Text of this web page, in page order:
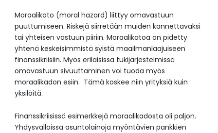
Moraalikato (moral hazard) liittyy omavastuun
puuttumiseen. Riskejä siirretään muiden kannettavaksi
tai yhteisen vastuun piiriin. Moraalikatoa on pidetty
yhtenä keskeisimmistä syistä maailmanlaajuiseen
finanssikriisiin. Myös erilaisissa tukijärjestelmissä
omavastuun sivuuttaminen voi tuoda myös
moraalikadon esiin. Tämä koskee niin yrityksiä kuin
yksilöitä.
Finanssikriisissä esimerkkejä moraalikadosta oli paljon.
Yhdysvalloissa asuntolainoja myöntävien pankkien